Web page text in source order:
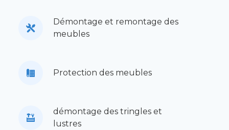
Démontage et remontage des
meubles
Protection des meubles
démontage des tringles et
lustres